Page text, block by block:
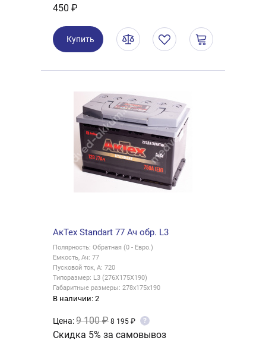
450 ₽
Купить
АкТех Standart 77 Ач обр. L3
Полярность: Обратная (0 - Евро.)
Емкость, Ач: 77
Пусковой ток, А: 720
Типоразмер: L3 (276X175X190)
Габаритные размеры: 278x175x190
В наличии: 2
Цена:9 100 ₽ 8 195 ₽ ?
Скидка 5% за самовывоз